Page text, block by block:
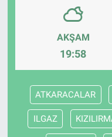
AKŞAM
19:58
ATKARACALAR
ILGAZ